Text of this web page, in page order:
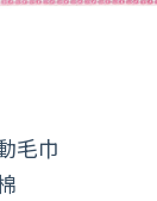
毛巾